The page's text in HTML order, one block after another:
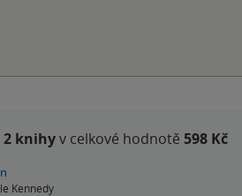
2 knihyv celkové hodnotě 598 Kč
Kennedy